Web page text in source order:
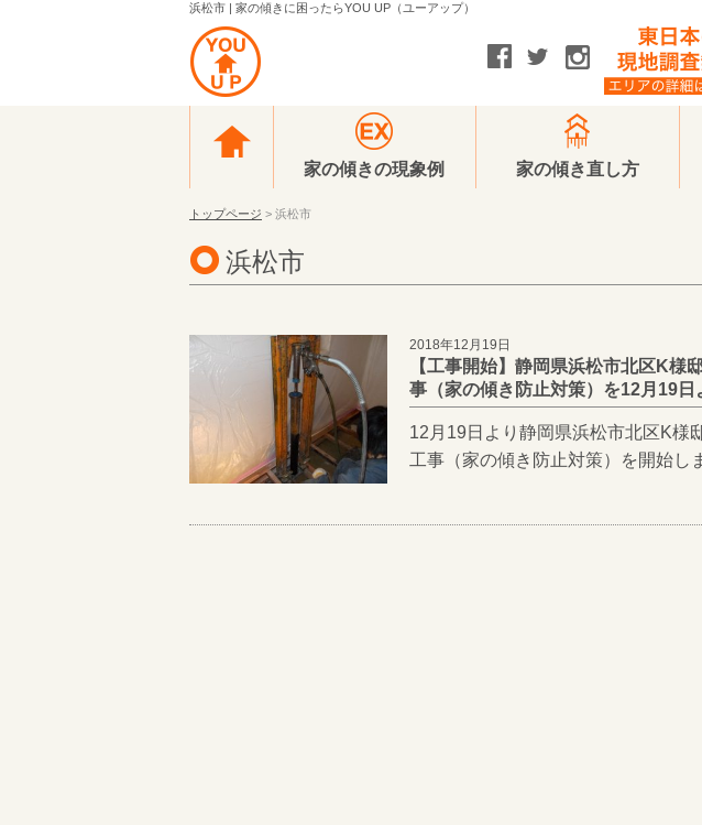
浜松市 | 家の傾きに困ったらYOU UP（ユーアップ）
家の傾きの現象例 家の傾き直し方
トップページ > 浜松市
浜松市
2018年12月19日
【工事開始】静岡県浜松市北区K様
事（家の傾き防止対策）を12月19日
12月19日より静岡県浜松市北区K様
工事（家の傾き防止対策）を開始し